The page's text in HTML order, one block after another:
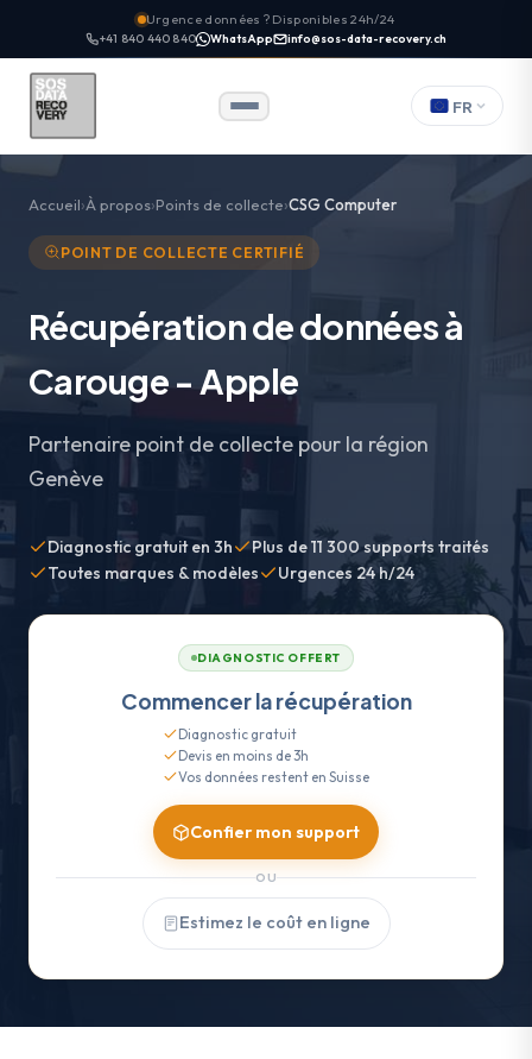
Urgence données ? Disponibles 24h/24
+41 840 440 840 WhatsApp info@sos-data-recovery.ch
FR
Accueil À propos Points de collecte CSG Computer
POINT DE COLLECTE CERTIFIÉ
Récupération de données à
Carouge - Apple
Partenaire point de collecte pour la région
Genève
Diagnostic gratuit en 3h
Plus de 11 300 supports traités
Toutes marques & modèles
Urgences 24 h/24
DIAGNOSTIC OFFERT
Commencer la récupération
Diagnostic gratuit
Devis en moins de 3h
Vos données restent en Suisse
Confier mon support
OU
Estimez le coût en ligne